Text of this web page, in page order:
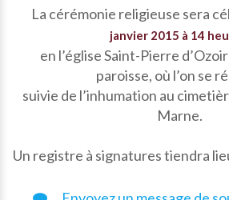
La cérémonie religieuse sera
janvier 2015 à 14
en l’église Saint-Pierre
paroisse, où l’on se
suivie de l’inhumation au
Marne.
Un registre à signatures tiendra